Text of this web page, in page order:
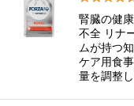
腎臓の健
不全 リナ
ムが持つ
ケア用食
量を調整